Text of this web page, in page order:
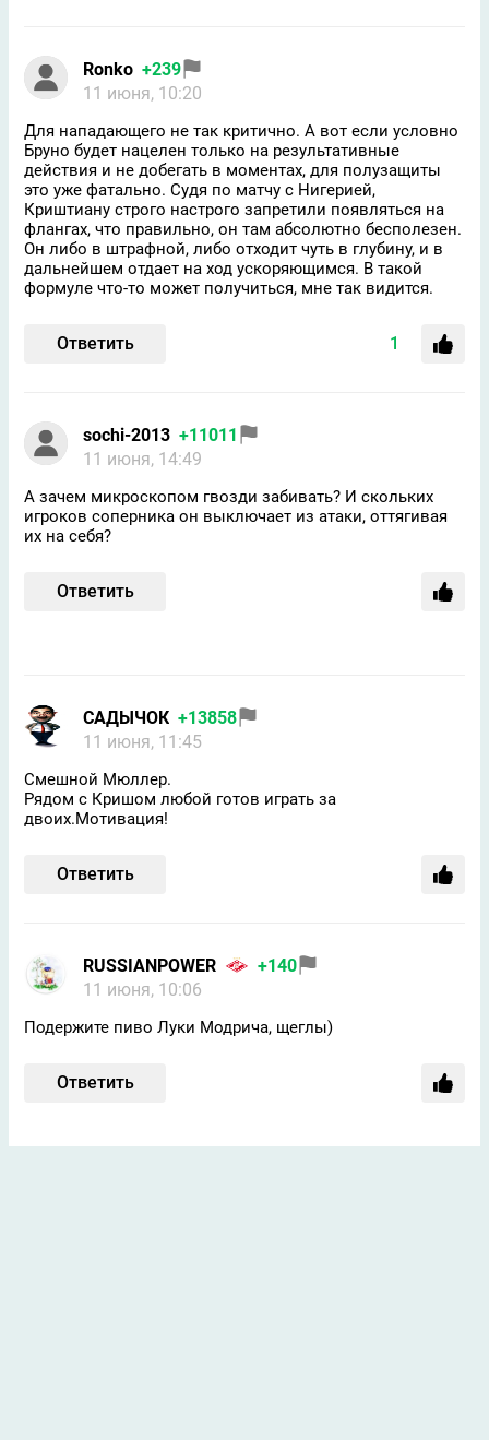
Ronko +239
11 июня, 10:20
Для нападающего не так критично. А вот если условно
Бруно будет нацелен только на результативные
действия и не добегать в моментах, для полузащиты
это уже фатально. Судя по матчу с Нигерией,
Криштиану строго настрого запретили появляться на
флангах, что правильно, он там абсолютно бесполезен.
Он либо в штрафной, либо отходит чуть в глубину, и в
дальнейшем отдает на ход ускоряющимся. В такой
формуле что-то может получиться, мне так видится.
Ответить 1
sochi-2013 +11011
11 июня, 14:49
А зачем микроскопом гвозди забивать? И скольких
игроков соперника он выключает из атаки, оттягивая
их на себя?
Ответить
САДЫЧОК +13858
11 июня, 11:45
Смешной Мюллер.
Рядом с Кришом любой готов играть за
двоих.Мотивация!
Ответить
RUSSIANPOWER
+140
11 июня, 10:06
Подержите пиво Луки Модрича, щеглы)
Ответить